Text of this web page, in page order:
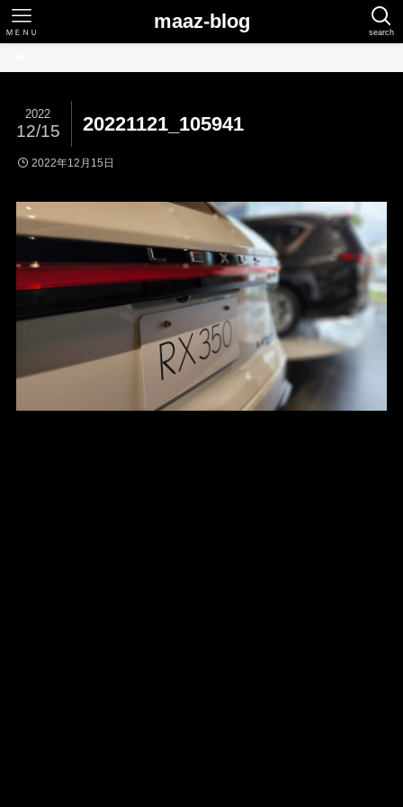
maaz-blog search
ＭＥＮＵ
20221121_105941
2022
12/15
2022年12月15日